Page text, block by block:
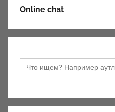
Online chat
Search
for: